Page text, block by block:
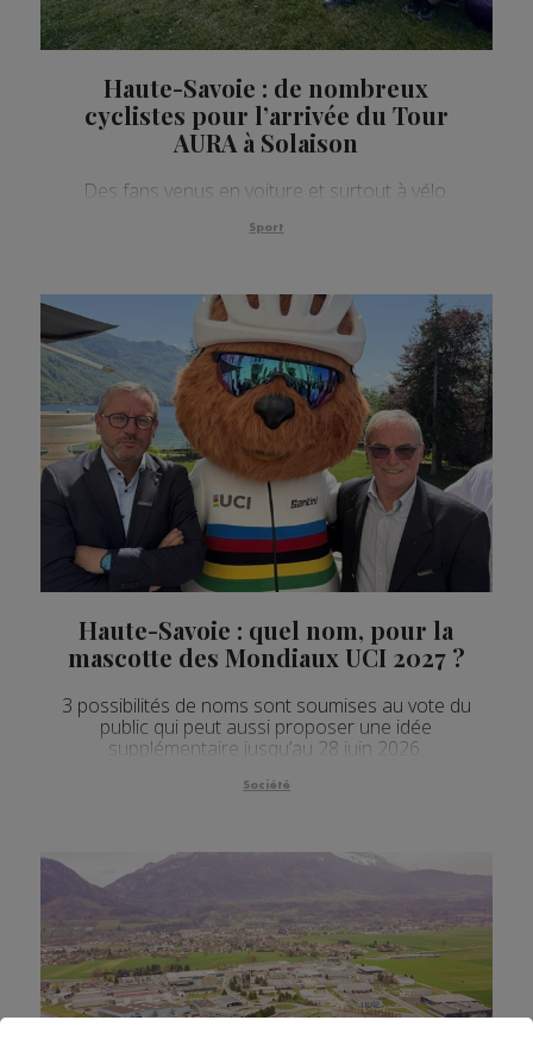
Haute-Savoie : de nombreux
cyclistes pour l’arrivée du Tour
AURA à Solaison
Des fans venus en voiture et surtout à vélo.
Sport
Haute-Savoie : quel nom, pour la
mascotte des Mondiaux UCI 2027 ?
3 possibilités de noms sont soumises au vote du
public qui peut aussi proposer une idée
supplémentaire jusqu’au 28 juin 2026.
Société